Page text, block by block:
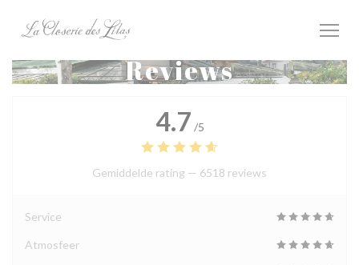
Reviews
4.7 /5
Gemiddelde rating — 6518 reviews
Service
Atmosfeer